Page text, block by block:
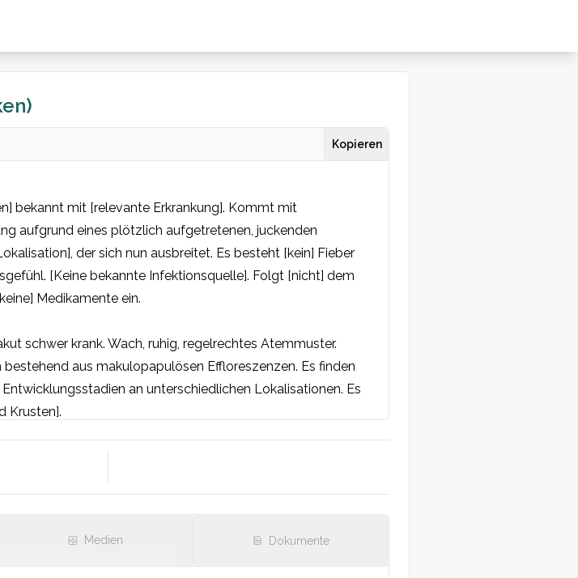
Kopieren
bekannt mit [relevante Erkrankung]. Kommt mit
aufgrund eines plötzlich aufgetretenen, juckenden
der sich nun ausbreitet. Es besteht [kein] Fieber
[Keine bekannte Infektionsquelle]. Folgt [nicht] dem
Medikamente ein.
schwer krank. Wach, ruhig, regelrechtes Atemmuster.
bestehend aus makulopapulösen Effloreszenzen. Es finden
an unterschiedlichen Lokalisationen. Es
Krusten].
Medien Dokumente